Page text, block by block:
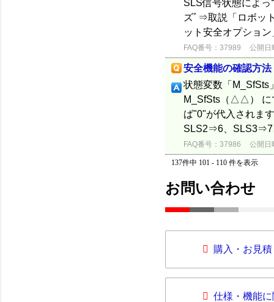
SLS信号状態によ
ズﾞ⇒取説「ロボッ
ット安全オプショ
FAQ番号：37989 公開日
安全機能の確認方法
状態変数「M_SfSts
M_SfSts（△△） に
ば"0"が代入されま
SLS2⇒6、
FAQ番号：37986 公開日
137件中 101 - 110 件を表示
お問い合わせ
購入・お見
仕様・機能